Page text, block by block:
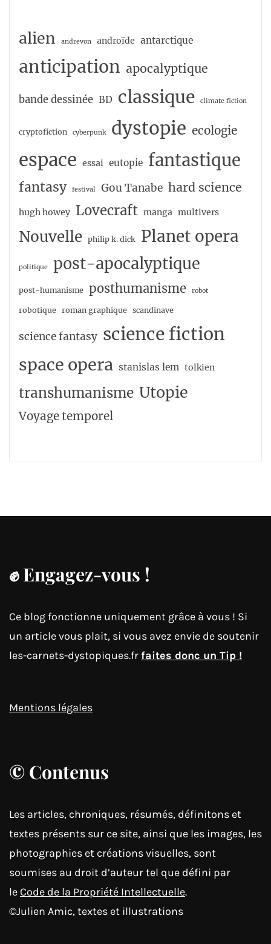
alien andrevon androïde antarctique
anticipation apocalyptique
bande dessinée BD classique climate fiction
cryptofiction cyberpunk dystopie ecologie
espace essai eutopie fantastique
fantasy festival Gou Tanabe hard science
hugh howey Lovecraft manga multivers
Nouvelle philip k. dick Planet opera
politique post-apocalyptique
post-humanisme posthumanisme robot
robotique roman graphique scandinave
science fantasy science fiction
space opera stanislas lem tolkien
transhumanisme Utopie
Voyage temporel
✊Engagez-vous !
Ce blog fonctionne uniquement grâce à vous ! Si
un article vous plait, si vous avez envie de soutenir
les-carnets-dystopiques.fr faites donc un Tip !
Mentions légales
© Contenus
Les articles, chroniques, résumés, définitons et
textes présents sur ce site, ainsi que les images, les
photographies et créations visuelles, sont
soumises au droit d’auteur tel que défini par
le Code de la Propriété Intellectuelle.
©Julien Amic, textes et illustrations